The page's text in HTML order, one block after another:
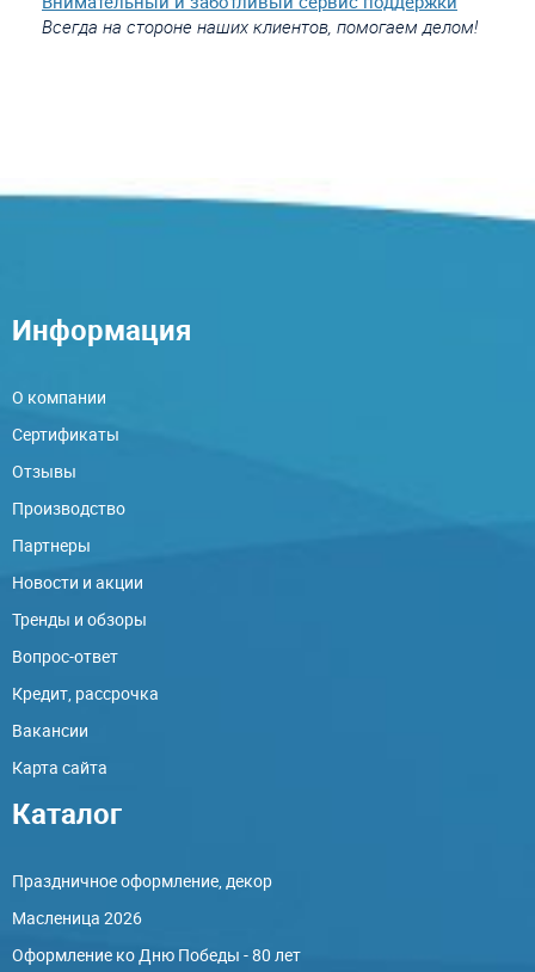
Всегда на стороне наших клиентов, помогаем делом!
Информация
О компании
Сертификаты
Отзывы
Производство
Партнеры
Новости и акции
Тренды и обзоры
Вопрос-ответ
Кредит, рассрочка
Вакансии
Карта сайта
Каталог
Праздничное оформление, декор
Масленица 2026
Оформление ко Дню Победы - 80 лет